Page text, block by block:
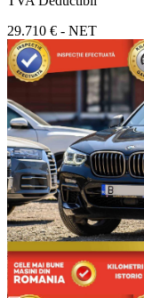
29.710 € - NET